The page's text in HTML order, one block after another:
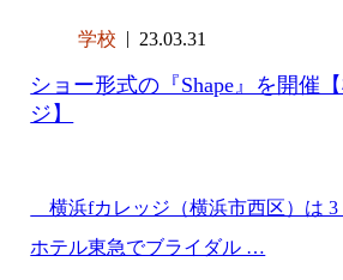
学校 23.03.31
ショー形式の『Shape』を開催
ジ】
横浜fカレッジ（横浜市西区）は 3
ホテル東急でブライダル …